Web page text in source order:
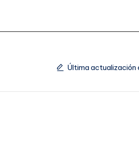
Última actualización